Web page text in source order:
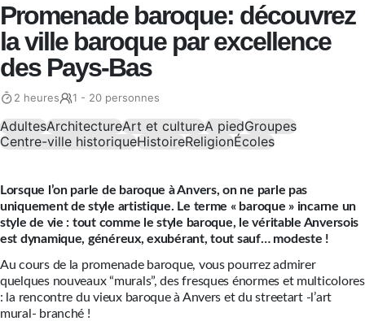
Promenade baroque: découvrez
la ville baroque par excellence
des Pays-Bas
2 heures 1 - 20 personnes
AdultesArchitectureArt et cultureA piedGroupes
Centre-ville historiqueHistoireReligionÉcoles
Lorsque l’on parle de baroque à Anvers, on ne parle pas
uniquement de style artistique. Le terme « baroque » incarne un
style de vie : tout comme le style baroque, le véritable Anversois
est dynamique, généreux, exubérant, tout sauf… modeste !
Au cours de la promenade baroque, vous pourrez admirer
quelques nouveaux “murals”, des fresques énormes et multicolores
: la rencontre du vieux baroque à Anvers et du streetart -l’art
mural- branché !